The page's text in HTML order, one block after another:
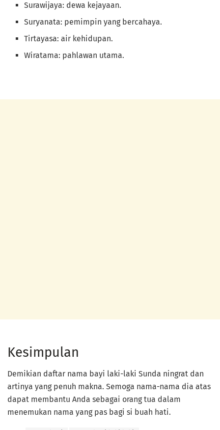
Surawijaya: dewa kejayaan.
Suryanata: pemimpin yang bercahaya.
Tirtayasa: air kehidupan.
Wiratama: pahlawan utama.
Kesimpulan
Demikian daftar nama bayi laki-laki Sunda ningrat dan
artinya yang penuh makna. Semoga nama-nama dia atas
dapat membantu Anda sebagai orang tua dalam
menemukan nama yang pas bagi si buah hati.